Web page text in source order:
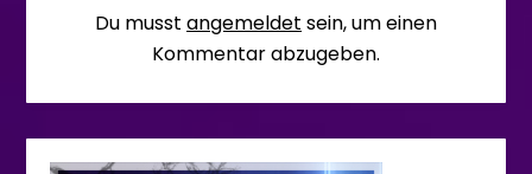
Du musst angemeldet sein, um einen
Kommentar abzugeben.